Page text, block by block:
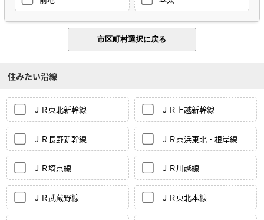
住みたい沿線
ＪＲ東北新幹線 ＪＲ上越新幹線
ＪＲ長野新幹線 ＪＲ京浜東北・根岸線
ＪＲ埼京線 ＪＲ川越線
ＪＲ武蔵野線 ＪＲ東北本線